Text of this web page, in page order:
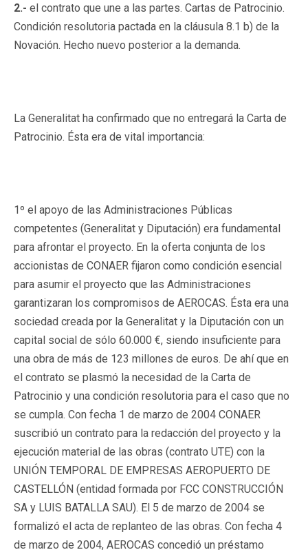
2.- el contrato que une a las partes. Cartas de Patrocinio.
Condición resolutoria pactada en la cláusula 8.1 b) de la
Novación. Hecho nuevo posterior a la demanda.
La Generalitat ha confirmado que no entregará la Carta de
Patrocinio. Ésta era de vital importancia:
1º el apoyo de las Administraciones Públicas
competentes (Generalitat y Diputación) era fundamental
para afrontar el proyecto. En la oferta conjunta de los
accionistas de CONAER fijaron como condición esencial
para asumir el proyecto que las Administraciones
garantizaran los compromisos de AEROCAS. Ésta era una
sociedad creada por la Generalitat y la Diputación con un
capital social de sólo 60.000 €, siendo insuficiente para
una obra de más de 123 millones de euros. De ahí que en
el contrato se plasmó la necesidad de la Carta de
Patrocinio y una condición resolutoria para el caso que no
se cumpla. Con fecha 1 de marzo de 2004 CONAER
suscribió un contrato para la redacción del proyecto y la
ejecución material de las obras (contrato UTE) con la
UNIÓN TEMPORAL DE EMPRESAS AEROPUERTO DE
CASTELLÓN (entidad formada por FCC CONSTRUCCIÓN
SA y LUIS BATALLA SAU). El 5 de marzo de 2004 se
formalizó el acta de replanteo de las obras. Con fecha 4
de marzo de 2004, AEROCAS concedió un préstamo